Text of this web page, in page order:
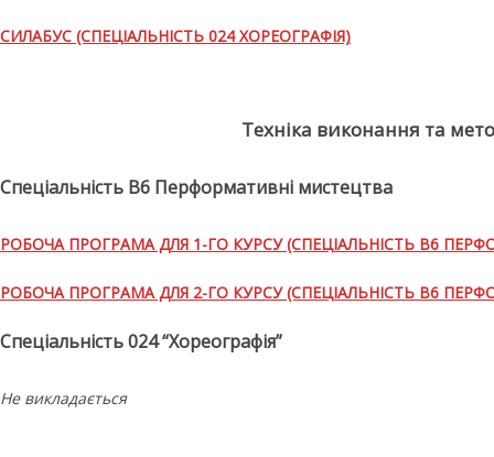
СИЛАБУС (СПЕЦІАЛЬНІСТЬ 024 ХОРЕОГРАФІЯ)
Техніка виконання та
Спеціальність В6 Перформативні мистецтва
РОБОЧА ПРОГРАМА ДЛЯ 1-ГО КУРСУ (СПЕЦІАЛЬНІСТЬ В6
РОБОЧА ПРОГРАМА ДЛЯ 2-ГО КУРСУ (СПЕЦІАЛЬНІСТЬ В6
Спеціальність 024 “Хореографія”
Не викладається